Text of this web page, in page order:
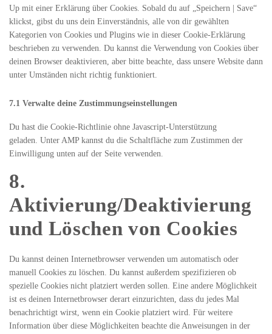
Up mit einer Erklärung über Cookies. Sobald du auf „Speichern | Save“
klickst, gibst du uns dein Einverständnis, alle von dir gewählten
Kategorien von Cookies und Plugins wie in dieser Cookie-Erklärung
beschrieben zu verwenden. Du kannst die Verwendung von Cookies über
deinen Browser deaktivieren, aber bitte beachte, dass unsere Website dann
unter Umständen nicht richtig funktioniert.
7.1 Verwalte deine Zustimmungseinstellungen
Du hast die Cookie-Richtlinie ohne Javascript-Unterstützung
geladen. Unter AMP kannst du die Schaltfläche zum Zustimmen der
Einwilligung unten auf der Seite verwenden.
8.
Aktivierung/Deaktivierung
und Löschen von Cookies
Du kannst deinen Internetbrowser verwenden um automatisch oder
manuell Cookies zu löschen. Du kannst außerdem spezifizieren ob
spezielle Cookies nicht platziert werden sollen. Eine andere Möglichkeit
ist es deinen Internetbrowser derart einzurichten, dass du jedes Mal
benachrichtigt wirst, wenn ein Cookie platziert wird. Für weitere
Information über diese Möglichkeiten beachte die Anweisungen in der